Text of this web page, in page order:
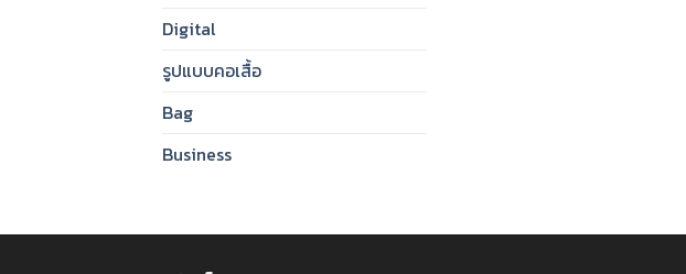
Digital
รูปแบบคอเสื้อ
Bag
Business